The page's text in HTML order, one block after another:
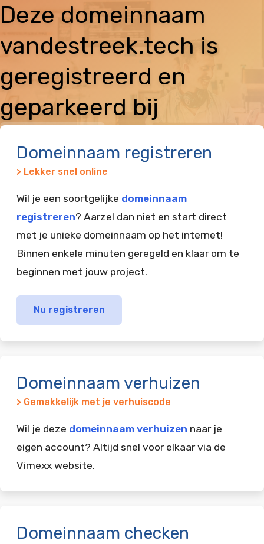
Deze domeinnaam
vandestreek.tech is
geregistreerd en
geparkeerd bij
Domeinnaam registreren
> Lekker snel online
Wil je een soortgelijke domeinnaam
registreren? Aarzel dan niet en start direct
met je unieke domeinnaam op het internet!
Binnen enkele minuten geregeld en klaar om te
beginnen met jouw project.
Nu registreren
Domeinnaam verhuizen
> Gemakkelijk met je verhuiscode
Wil je deze domeinnaam verhuizen naar je
eigen account? Altijd snel voor elkaar via de
Vimexx website.
Domeinnaam checken